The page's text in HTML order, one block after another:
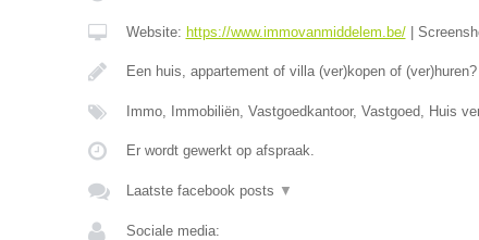
Website: https://www.immovanmiddelem.be/|
Een huis, appartement of villa (ver)kopen of
Immo, Immobiliën, Vastgoedkantoor, Vastgoed, Huis
Er wordt gewerkt op afspraak.
Laatste facebook posts ▼
Sociale media: